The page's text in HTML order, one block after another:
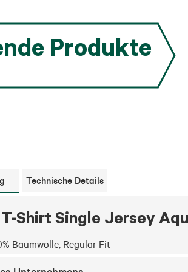
Produkte
Technische Details
Shirt Single Jersey
Baumwolle, Regular Fit